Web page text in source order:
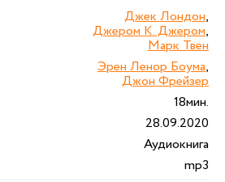
Джек Лондон,
Джером К. Джером,
Марк Твен
Эрен Ленор Боума,
Джон Фрейзер
18мин.
28.09.2020
Аудиокнига
mp3